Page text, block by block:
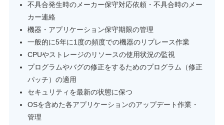
不具合発生時のメーカー保守対応依頼・不具合時のメー
カー連絡
機器・アプリケーション保守期限の管理
一般的に5年に1度の頻度での機器のリプレース作業
CPUやストレージのリソースの使用状況の監視
プログラムやバグの修正をするためのプログラム（修正
パッチ）の適用
セキュリティを最新の状態に保つ
OSを含めた各アプリケーションのアップデート作業・
管理